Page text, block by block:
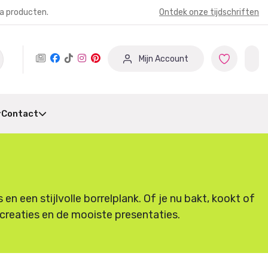
producten. Ontdek onze tijdschriften
Mijn Account
Contact
en een stijlvolle borrelplank. Of je nu bakt, kookt of
en de mooiste presentaties.